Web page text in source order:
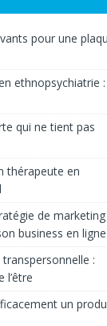
pour une
ethnopsychiatrie :
qui ne tient pas
thérapeute en
de marketing
business en ligne
:
l’être
un